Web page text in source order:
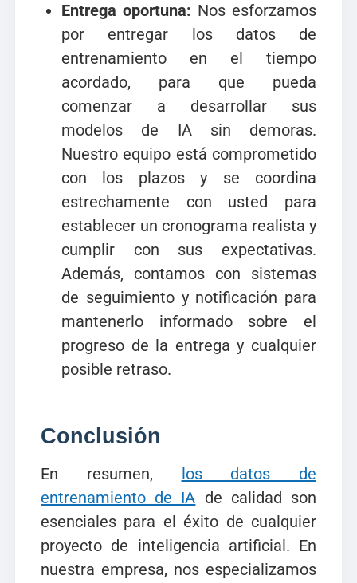
Entrega oportuna: Nos esforzamos
por entregar los datos de
entrenamiento en el tiempo
acordado, para que pueda
comenzar a desarrollar sus
modelos de IA sin demoras.
Nuestro equipo está comprometido
con los plazos y se coordina
estrechamente con usted para
establecer un cronograma realista y
cumplir con sus expectativas.
Además, contamos con sistemas
de seguimiento y notificación para
mantenerlo informado sobre el
progreso de la entrega y cualquier
posible retraso.
Conclusión
En resumen, los datos de
entrenamiento de IA de calidad son
esenciales para el éxito de cualquier
proyecto de inteligencia artificial. En
nuestra empresa, nos especializamos